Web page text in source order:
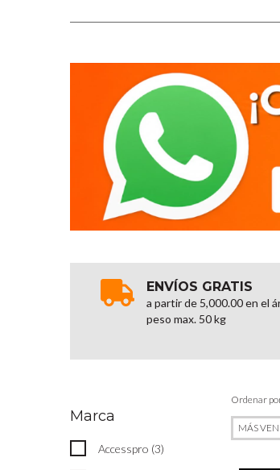
ENVÍOS GRATIS
a partir de 5,000.00 en el
peso max. 50 kg
Marca
Accesspro (3)
Ordenar